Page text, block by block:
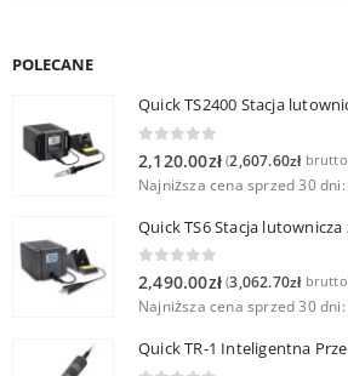
POLECANE
Quick TS2400 Stacja
2,120.00zł (2,607.60zł
Najniższa cena sprzed 30 dni:
0 out of 5
2,490.00zł (3,062.70zł
Najniższa cena sprzed 30 dni:
Quick TR-1 Inteligentna